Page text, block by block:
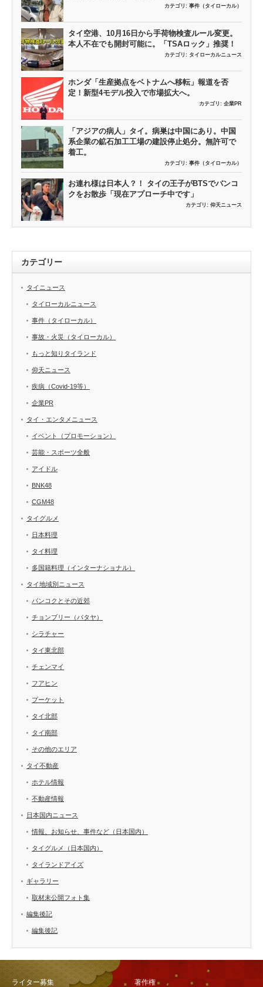
カテゴリ: 事件（タイローカル）
タイ空港、10月16日から手荷物検査ルール変更。
本人不在でも開封可能に。「TSAロック」推奨！
カテゴリ: タイローカルニュース
ホンダ「生産拠点をベトナムへ移転」報道を否
定！新型4モデル投入で市場拡大へ。
カテゴリ: 企業PR
「アジアの病人」タイ。病巣は中国にあり。中国
系企業の鉱石加工工場の建設停止処分。無許可で
着工。
カテゴリ: 事件（タイローカル）
お連れ様は日本人？！ タイの王子がBTSでバンコ
クをお散歩「現在アプローチ中です」
カテゴリ: 仰天ニュース
カテゴリー
タイニュース
タイローカルニュース
事件（タイローカル）
事故・火災（タイローカル）
もっと知りタイランド
仰天ニュース
疾病（Covid-19等）
企業PR
タイ・エンタメニュース
イベント（プロモーション）
芸能・スポーツ全般
アイドル
BNK48
CGM48
タイグルメ
日本料理
タイ料理
多国籍料理（インターナショナル）
タイ地域別ニュース
バンコクとその近郊
チョンブリー（パタヤ）
シラチャー
タイ東北部
チェンマイ
フアヒン
プーケット
タイ北部
タイ南部
その他のエリア
タイ不動産
ホテル情報
不動産情報
日本国内ニュース
情報、お知らせ、事件など（日本国内）
タイグルメ（日本国内）
タイランドアイズ
ギャラリー
取材未公開フォト集
編集後記
編集後記
ライター募集 著作権